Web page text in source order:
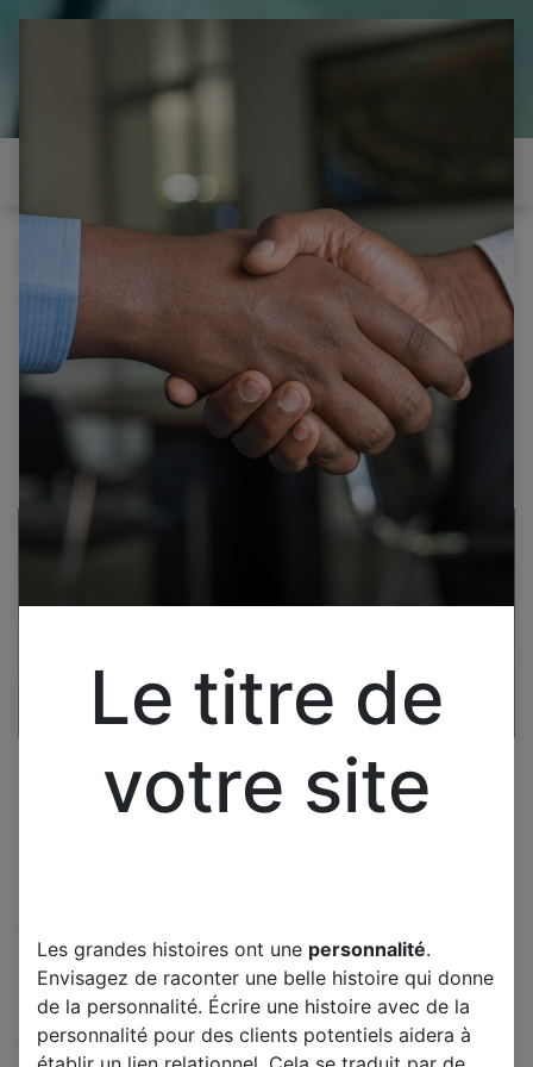
il est temps de
réparer...Electronique 66 est
heureux de vous aider
Tous les produits
SAUTER FOUR VENTILATEUR MOTEUR
TANGENTIEL
SAUTER FOUR VENTILATEUR
MOTEUR TANGENTIEL
(0 avis)
Le titre de
votre site
Les grandes histoires ont une personnalité.
Envisagez de raconter une belle histoire qui donne
de la personnalité. Écrire une histoire avec de la
personnalité pour des clients potentiels aidera à